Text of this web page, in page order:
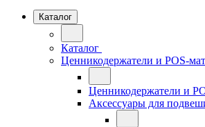
Каталог
Каталог
Ценникодержатели и POS-
Ценникодержатели и
Аксессуары для